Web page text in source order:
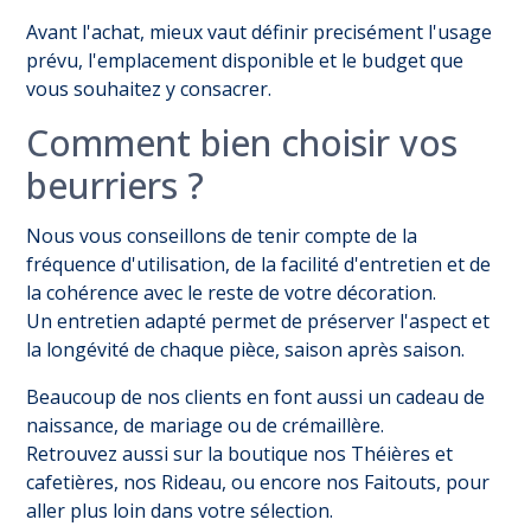
Avant l'achat, mieux vaut définir precisément l'usage
prévu, l'emplacement disponible et le budget que
vous souhaitez y consacrer.
Comment bien choisir vos
beurriers ?
Nous vous conseillons de tenir compte de la
fréquence d'utilisation, de la facilité d'entretien et de
la cohérence avec le reste de votre décoration.
Un entretien adapté permet de préserver l'aspect et
la longévité de chaque pièce, saison après saison.
Beaucoup de nos clients en font aussi un cadeau de
naissance, de mariage ou de crémaillère.
Retrouvez aussi sur la boutique nos Théières et
cafetières, nos Rideau, ou encore nos Faitouts, pour
aller plus loin dans votre sélection.